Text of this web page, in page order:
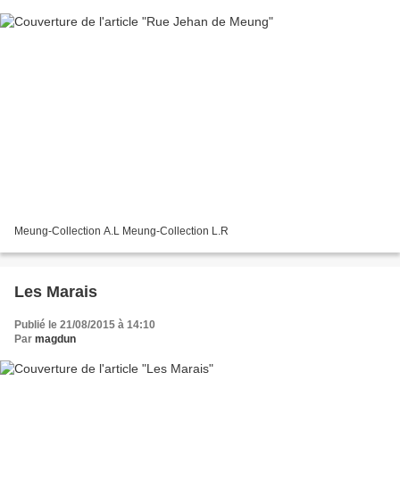
Meung-Collection A.L Meung-Collection L.R
Les Marais
Publié le 21/08/2015 à 14:10
Par magdun